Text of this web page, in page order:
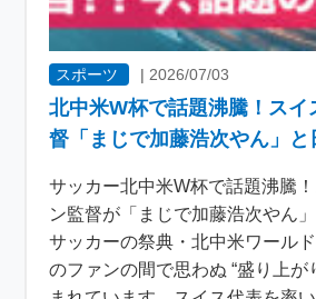
スポーツ | 2026/07/03
北中米W杯で話題沸騰！スイ
督「まじで加藤浩次やん」と
サッカー北中米W杯で話題沸騰
ン監督が「まじで加藤浩次やん
サッカーの祭典・北中米ワール
のファンの間で思わぬ “盛り上が